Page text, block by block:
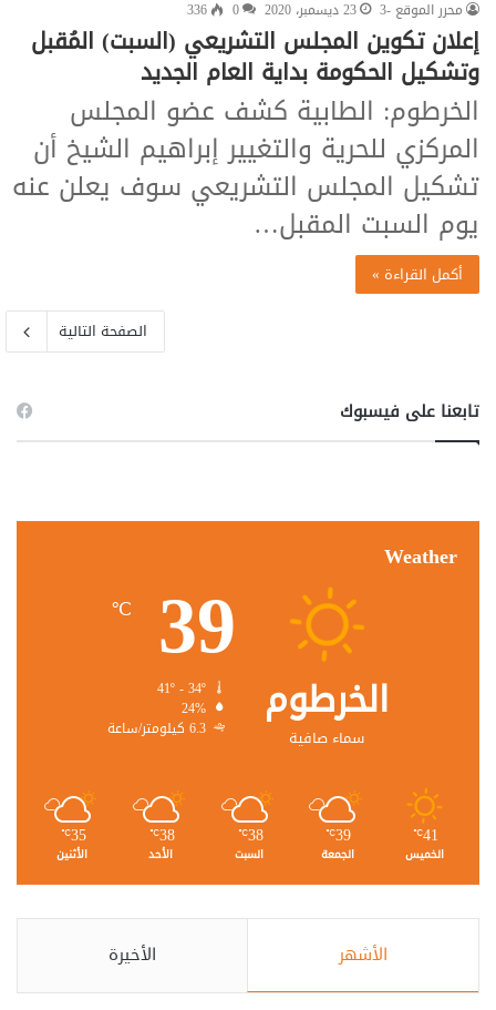
محرر الموقع -3 23 ديسمبر، 2020 0
336
إعلان تكوين المجلس التشريعي (السبت) المُقبل
وتشكيل الحكومة بداية العام الجديد
الخرطوم: الطابية كشف عضو المجلس
المركزي للحرية والتغيير إبراهيم الشيخ أن
تشكيل المجلس التشريعي سوف يعلن عنه
يوم السبت المقبل…
أكمل القراءة »
الصفحة التالية
تابعنا على فيسبوك
Weather
الخرطوم
سماء صافية
39
℃
24%
6.3 كيلومتر/ساعة
41
℃
الخميس
39
℃
الجمعة
38
℃
السبت
38
℃
الأحد
35
℃
الأثنين
الأشهر الأخيرة